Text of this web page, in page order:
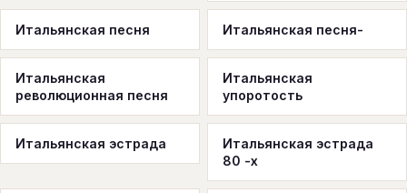
Итальянская песня Итальянская песня-
Итальянская
революционная песня
Итальянская
упоротость
Итальянская эстрада
Итальянская эстрада
80 -х